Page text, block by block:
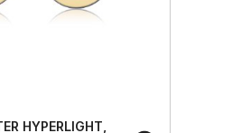
HYPERLIGHT,